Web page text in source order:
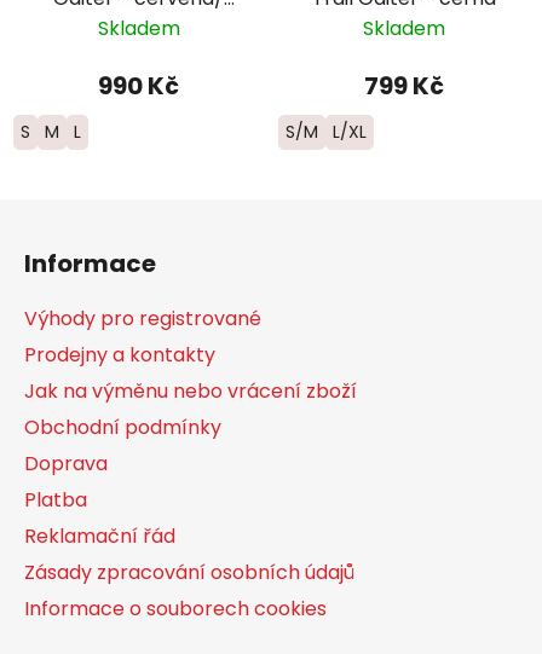
černá
Skladem
990 Kč
S M L
Skladem
799 Kč
S/M L/XL
Informace
Výhody pro registrované
Prodejny a kontakty
Jak na výměnu nebo vrácení zboží
Obchodní podmínky
Doprava
Platba
Reklamační řád
Zásady zpracování osobních údajů
Informace o souborech cookies